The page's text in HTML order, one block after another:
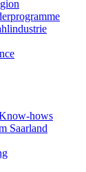
hows
Saarland